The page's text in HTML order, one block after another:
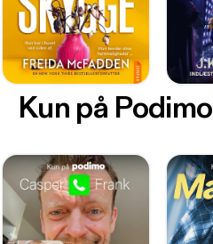
Kun på Podimo